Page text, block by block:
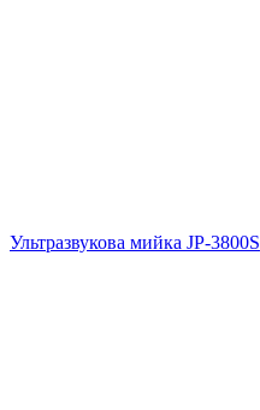
Ультразвукова мийка JP-3800S